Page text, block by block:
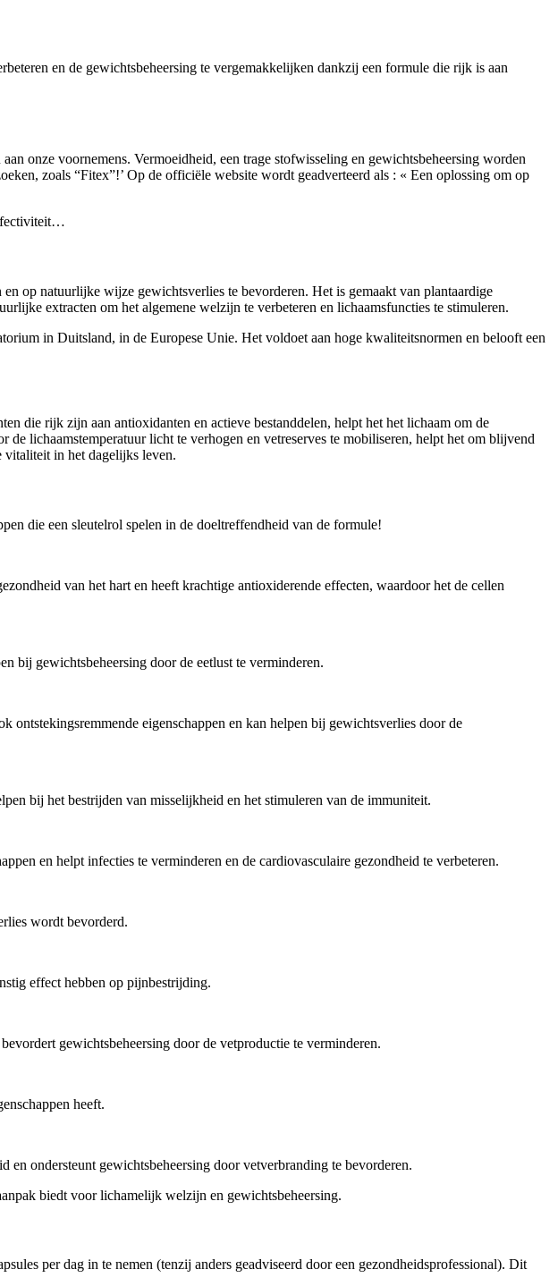
en de gewichtsbeheersing te vergemakkelijken dankzij een formule die rijk is aan
onze voornemens. Vermoeidheid, een trage stofwisseling en gewichtsbeheersing worden
zoals “Fitex”!’ Op de officiële website wordt geadverteerd als : « Een oplossing om op
op natuurlijke wijze gewichtsverlies te bevorderen. Het is gemaakt van plantaardige
extracten om het algemene welzijn te verbeteren en lichaamsfuncties te stimuleren.
in Duitsland, in de Europese Unie. Het voldoet aan hoge kwaliteitsnormen en belooft een
die rijk zijn aan antioxidanten en actieve bestanddelen, helpt het het lichaam om de
lichaamstemperatuur licht te verhogen en vetreserves te mobiliseren, helpt het om blijvend
vitaliteit in het dagelijks leven.
die een sleutelrol spelen in de doeltreffendheid van de formule!
van het hart en heeft krachtige antioxiderende effecten, waardoor het de cellen
bij gewichtsbeheersing door de eetlust te verminderen.
ontstekingsremmende eigenschappen en kan helpen bij gewichtsverlies door de
bij het bestrijden van misselijkheid en het stimuleren van de immuniteit.
en helpt infecties te verminderen en de cardiovasculaire gezondheid te verbeteren.
wordt bevorderd.
effect hebben op pijnbestrijding.
gewichtsbeheersing door de vetproductie te verminderen.
heeft.
en ondersteunt gewichtsbeheersing door vetverbranding te bevorderen.
biedt voor lichamelijk welzijn en gewichtsbeheersing.
per dag in te nemen (tenzij anders geadviseerd door een gezondheidsprofessional). Dit